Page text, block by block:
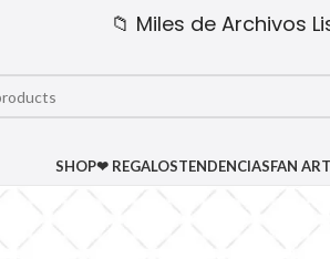
📁 Miles de Archivos
SHOP❤ REGALOSTENDENCIASFAN ART